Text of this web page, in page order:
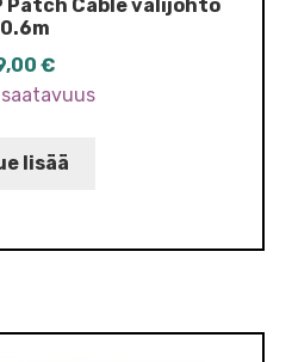
Patch Cable välijohto
0.6m
€
saatavuus
lisää